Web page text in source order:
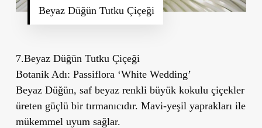
Beyaz Düğün Tutku Çiçeği
7.Beyaz Düğün Tutku Çiçeği
Botanik Adı: Passiflora ‘White Wedding’
Beyaz Düğün, saf beyaz renkli büyük kokulu çiçekler
üreten güçlü bir tırmanıcıdır. Mavi-yeşil yaprakları ile
mükemmel uyum sağlar.